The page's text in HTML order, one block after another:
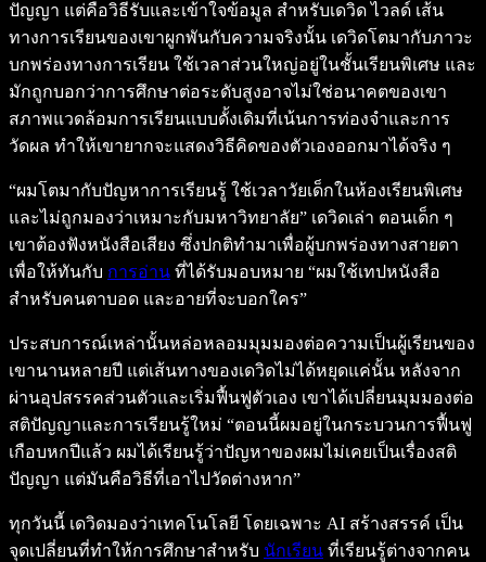
ปัญญา แต่คือวิธีรับและเข้าใจข้อมูล สำหรับเดวิด ไวลด์ เส้น
ทางการเรียนของเขาผูกพันกับความจริงนั้น เดวิดโตมากับภาวะ
บกพร่องทางการเรียน ใช้เวลาส่วนใหญ่อยู่ในชั้นเรียนพิเศษ และ
มักถูกบอกว่าการศึกษาต่อระดับสูงอาจไม่ใช่อนาคตของเขา
สภาพแวดล้อมการเรียนแบบดั้งเดิมที่เน้นการท่องจำและการ
วัดผล ทำให้เขายากจะแสดงวิธีคิดของตัวเองออกมาได้จริง ๆ
“ผมโตมากับปัญหาการเรียนรู้ ใช้เวลาวัยเด็กในห้องเรียนพิเศษ
และไม่ถูกมองว่าเหมาะกับมหาวิทยาลัย” เดวิดเล่า ตอนเด็ก ๆ
เขาต้องฟังหนังสือเสียง ซึ่งปกติทำมาเพื่อผู้บกพร่องทางสายตา
เพื่อให้ทันกับ การอ่าน ที่ได้รับมอบหมาย “ผมใช้เทปหนังสือ
สำหรับคนตาบอด และอายที่จะบอกใคร”
ประสบการณ์เหล่านั้นหล่อหลอมมุมมองต่อความเป็นผู้เรียนของ
เขานานหลายปี แต่เส้นทางของเดวิดไม่ได้หยุดแค่นั้น หลังจาก
ผ่านอุปสรรคส่วนตัวและเริ่มฟื้นฟูตัวเอง เขาได้เปลี่ยนมุมมองต่อ
สติปัญญาและการเรียนรู้ใหม่ “ตอนนี้ผมอยู่ในกระบวนการฟื้นฟู
เกือบหกปีแล้ว ผมได้เรียนรู้ว่าปัญหาของผมไม่เคยเป็นเรื่องสติ
ปัญญา แต่มันคือวิธีที่เอาไปวัดต่างหาก”
ทุกวันนี้ เดวิดมองว่าเทคโนโลยี โดยเฉพาะ AI สร้างสรรค์ เป็น
จุดเปลี่ยนที่ทำให้การศึกษาสำหรับ นักเรียน ที่เรียนรู้ต่างจากคน